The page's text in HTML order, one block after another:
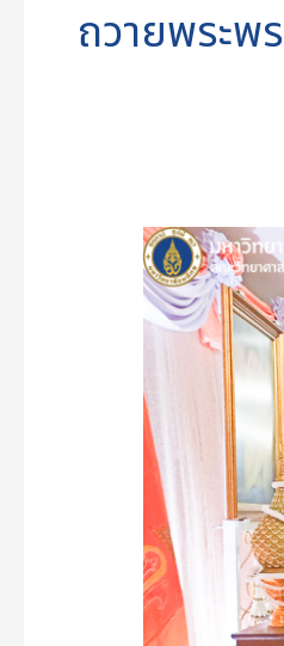
ถวายพระพร
คณะ
วิทยาศาสตร์
มหาวิทยาลัย
มหิดล
ถวาย
แจกัน
ดอกไม้
และ
ลง
นาม
ถวาย
พระพร